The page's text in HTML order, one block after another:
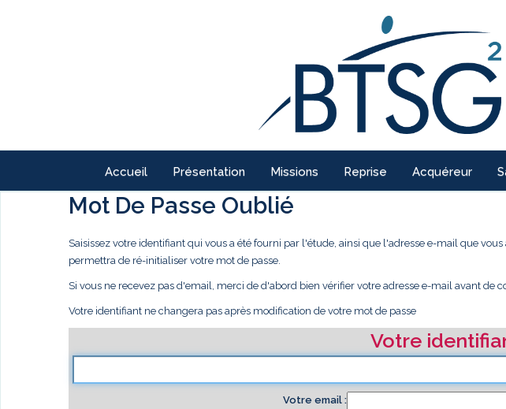
Accueil Présentation Missions Reprise Acquéreur
Mot De Passe Oublié
Saisissez votre identifiant qui vous a été fourni par l'étude, ainsi que l'adresse e-mail que
permettra de ré-initialiser votre mot de passe.
Si vous ne recevez pas d'email, merci de d'abord bien vérifier votre adresse e-mail avant de
Votre identifiant ne changera pas après modification de votre mot de passe
Votre
Votre email